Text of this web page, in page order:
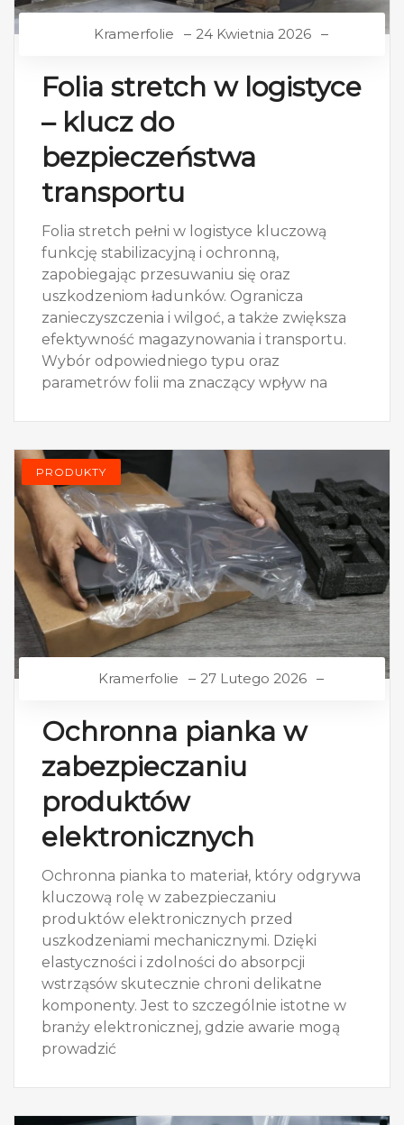
Kramerfolie 24 Kwietnia 2026
Folia stretch w logistyce
– klucz do
bezpieczeństwa
transportu
Folia stretch pełni w logistyce kluczową
funkcję stabilizacyjną i ochronną,
zapobiegając przesuwaniu się oraz
uszkodzeniom ładunków. Ogranicza
zanieczyszczenia i wilgoć, a także zwiększa
efektywność magazynowania i transportu.
Wybór odpowiedniego typu oraz
parametrów folii ma znaczący wpływ na
PRODUKTY
Kramerfolie 27 Lutego 2026
Ochronna pianka w
zabezpieczaniu
produktów
elektronicznych
Ochronna pianka to materiał, który odgrywa
kluczową rolę w zabezpieczaniu
produktów elektronicznych przed
uszkodzeniami mechanicznymi. Dzięki
elastyczności i zdolności do absorpcji
wstrząsów skutecznie chroni delikatne
komponenty. Jest to szczególnie istotne w
branży elektronicznej, gdzie awarie mogą
prowadzić